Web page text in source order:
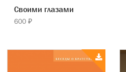
Своими глазами
600 ₽